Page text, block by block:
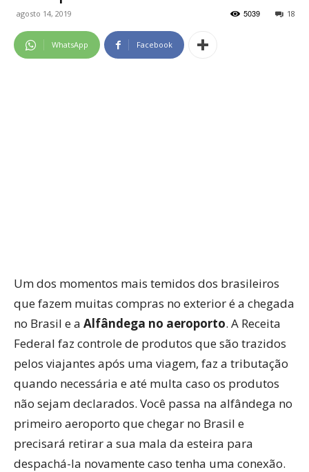
agosto 14, 2019 18
5039
WhatsApp Facebook
Um dos momentos mais temidos dos brasileiros
que fazem muitas compras no exterior é a chegada
no Brasil e a Alfândega no aeroporto. A Receita
Federal faz controle de produtos que são trazidos
pelos viajantes após uma viagem, faz a tributação
quando necessária e até multa caso os produtos
não sejam declarados. Você passa na alfândega no
primeiro aeroporto que chegar no Brasil e
precisará retirar a sua mala da esteira para
despachá-la novamente caso tenha uma conexão.